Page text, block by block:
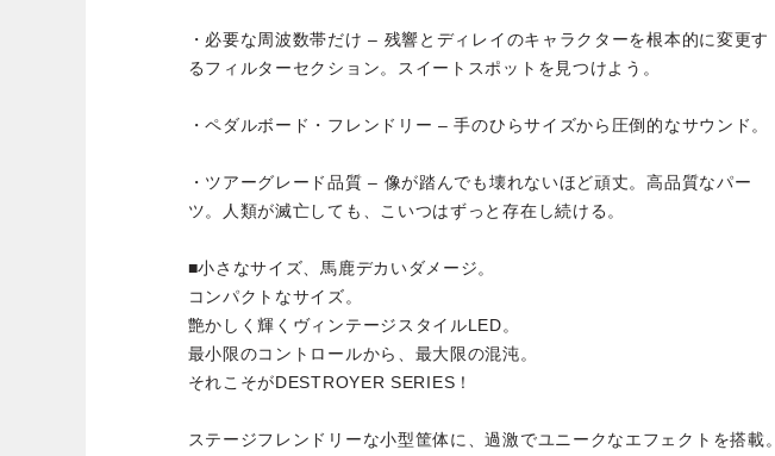
・必要な周波数帯だけ – 残響とディレイのキャラクターを根本的に変更す
るフィルターセクション。スイートスポットを見つけよう。
・ペダルボード・フレンドリー – 手のひらサイズから圧倒的なサウンド。
・ツアーグレード品質 – 像が踏んでも壊れないほど頑丈。高品質なパー
ツ。人類が滅亡しても、こいつはずっと存在し続ける。
■小さなサイズ、馬鹿デカいダメージ。
コンパクトなサイズ。
艶かしく輝くヴィンテージスタイルLED。
最小限のコントロールから、最大限の混沌。
それこそがDESTROYER SERIES！
ステージフレンドリーな小型筐体に、過激でユニークなエフェクトを搭載。